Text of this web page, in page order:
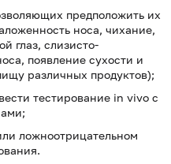
предположить их
носа, чихание,
глаз, слизисто-
появление сухости и
различных продуктов);
тестирование in vivo с
ложноотрицательном